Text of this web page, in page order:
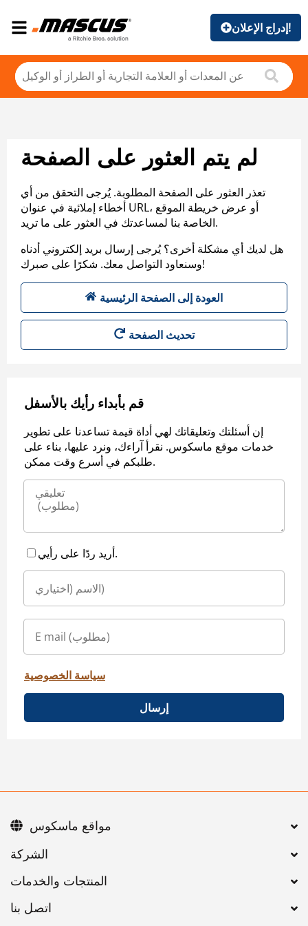
إدراج الإعلان!
لم يتم العثور على الصفحة
تعذر العثور على الصفحة المطلوبة. يُرجى التحقق من أي
أخطاء إملائية في عنوان URL، أو عرض خريطة الموقع
الخاصة بنا لمساعدتك في العثور على ما تريد.
هل لديك أي مشكلة أخرى؟ يُرجى إرسال بريد إلكتروني أدناه
وسنعاود التواصل معك. شكرًا على صبرك!
العودة إلى الصفحة الرئيسية
تحديث الصفحة
قم بأبداء رأيك بالأسفل
إن أسئلتك وتعليقاتك لهي أداة قيمة تساعدنا على تطوير
خدمات موقع ماسكوس. نقرأ آراءك، ونرد عليها، بناء على
طلبكم في أسرع وقت ممكن.
أريد ردًا على رأيي.
سياسة الخصوصية
إرسال
اتصل بنا
مواقع ماسكوس